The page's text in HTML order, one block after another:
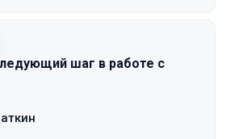
шаг в работе с